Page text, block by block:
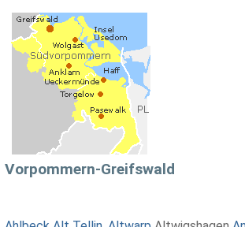
Vorpommern-Greifswald